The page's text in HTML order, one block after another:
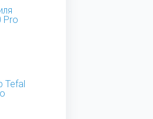
Pro
Tefal